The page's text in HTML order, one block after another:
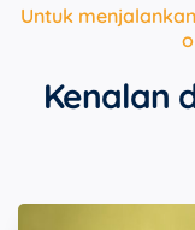
Untuk
Kenalan